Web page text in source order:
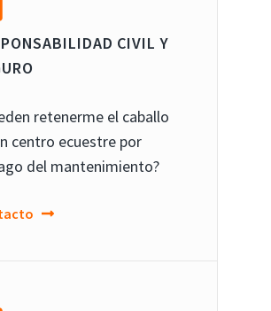
CIVIL Y
retenerme el caballo
centro ecuestre por
del mantenimiento?